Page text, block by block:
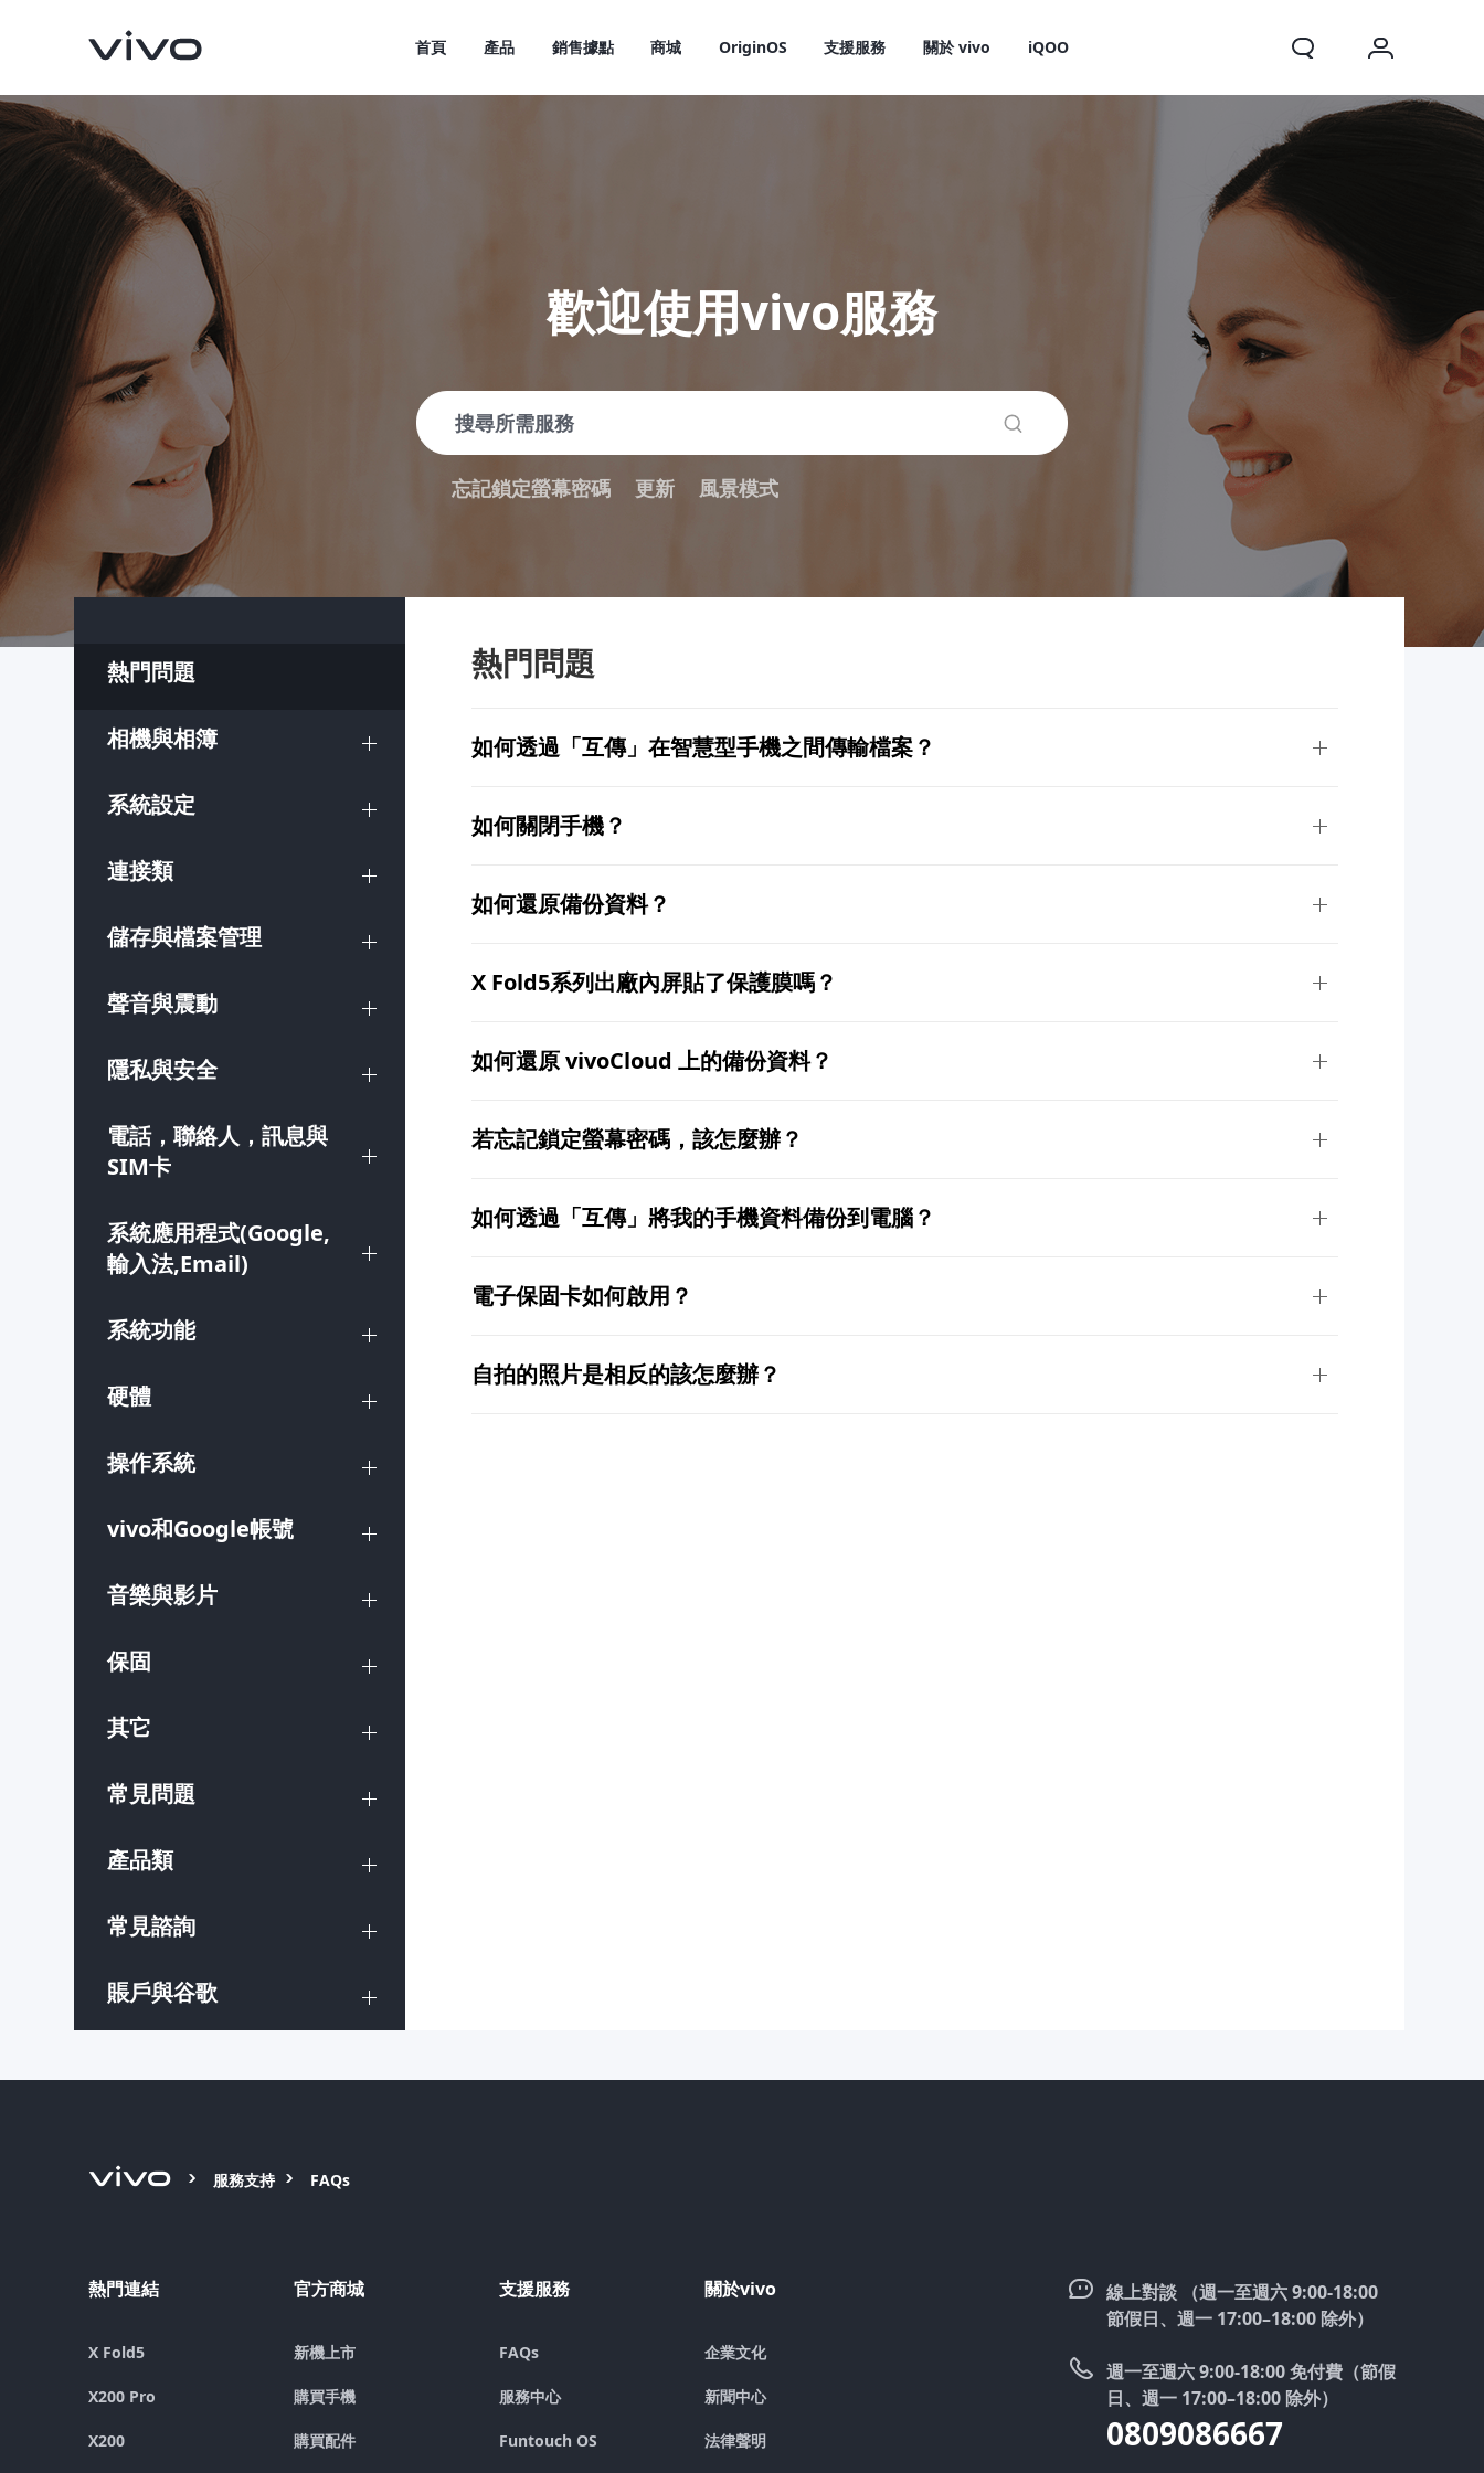
首頁 產品 銷售據點 商城 OriginOS 支援服務 關於 vivo iQOO
V70 新品
歡迎使用vivo服務
忘記鎖定螢幕密碼 更新 風景模式
熱門問題
相機與相簿
系統設定
連接類
儲存與檔案管理
聲音與震動
隱私與安全
電話，聯絡人，訊息與
SIM卡
系統應用程式(Google,
輸入法,Email)
系統功能
硬體
操作系統
vivo和Google帳號
音樂與影片
保固
其它
常見問題
產品類
常見諮詢
賬戶與谷歌
熱門問題
如何透過「互傳」在智慧型手機之間傳輸檔案？
如何關閉手機？
如何還原備份資料？
X Fold5系列出廠內屏貼了保護膜嗎？
如何還原 vivoCloud 上的備份資料？
若忘記鎖定螢幕密碼，該怎麼辦？
如何透過「互傳」將我的手機資料備份到電腦？
電子保固卡如何啟用？
自拍的照片是相反的該怎麼辦？
服務支持 FAQs
熱門連結
X Fold5
X200 Pro
X200
官方商城
新機上市
購買手機
購買配件
支援服務
FAQs
服務中心
Funtouch OS
關於vivo
企業文化
新聞中心
法律聲明
線上對談 （週一至週六 9:00-18:00
節假日、週一 17:00–18:00 除外）
週一至週六 9:00-18:00 免付費（節假
日、週一 17:00–18:00 除外）
0809086667